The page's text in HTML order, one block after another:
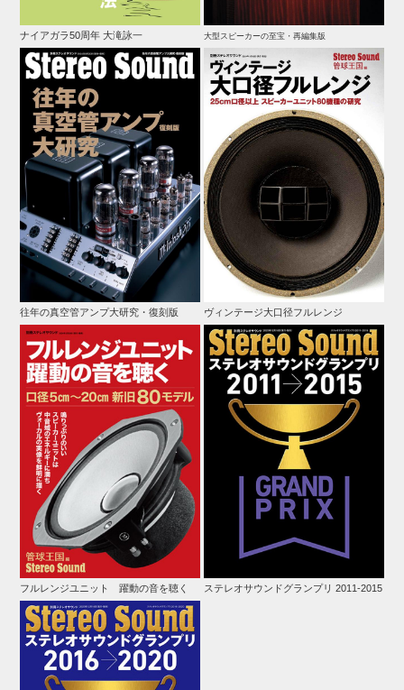
ナイアガラ50周年 大滝詠一 大型スピーカーの至宝・再編集版
往年の真空管アンプ大研究・復刻版 ヴィンテージ大口径フルレンジ
フルレンジユニット 躍動の音を聴く ステレオサウンドグランプリ 2011-2015